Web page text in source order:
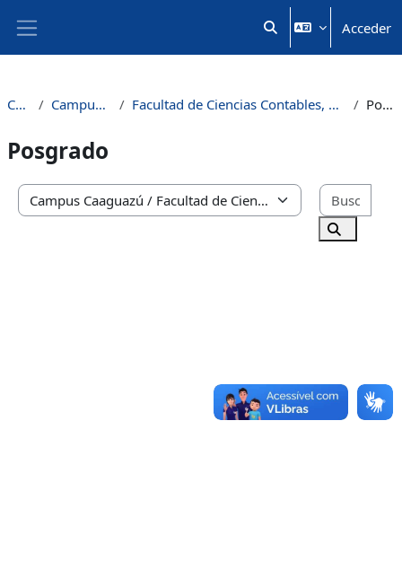
Selector de búsqueda
Acceder
Cursos Campus Caaguazú Facultad de Ciencias Contables, Administrativas y Económicas Posgrado
Posgrado
Categorías
Buscar